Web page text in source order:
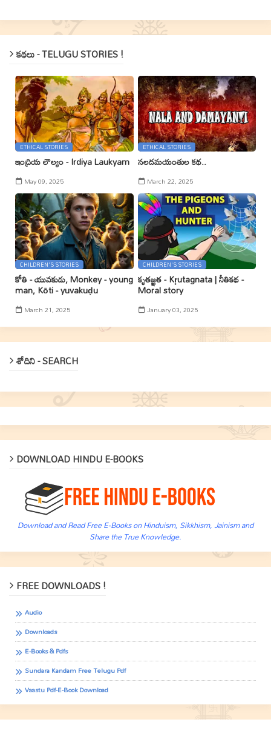
కథలు - TELUGU STORIES !
ETHICAL STORIES
ఇంద్రియ లౌల్యం - Irdiya Laukyam
May 09, 2025
ETHICAL STORIES
నలదమయంతుల కథ..
March 22, 2025
CHILDREN'S STORIES
కోతి - యువకుడు, Monkey - young
man, Kōti - yuvakuḍu
March 21, 2025
CHILDREN'S STORIES
కృతజ్ఞత - Kr̥utagnata | నీతికథ -
Moral story
January 03, 2025
శోదిని - SEARCH
DOWNLOAD HINDU E-BOOKS
Download and Read Free E-Books on Hinduism, Sikkhism, Jainism and
Share the True Knowledge.
FREE DOWNLOADS !
Audio
Downloads
E-Books & Pdfs
Sundara Kandam Free Telugu Pdf
Vaastu Pdf-E-Book Download